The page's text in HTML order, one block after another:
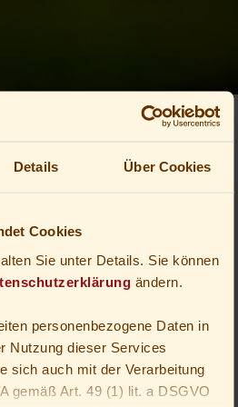
Details Über Cookies
Cookies
Sie unter Details. Sie können
ändern.
personenbezogene Daten in
Nutzung dieser Services
sich auch mit der Verarbeitung
gemäß Art. 49 (1) lit. a DSGVO
Glasbläser
im Thüringer
erleben im